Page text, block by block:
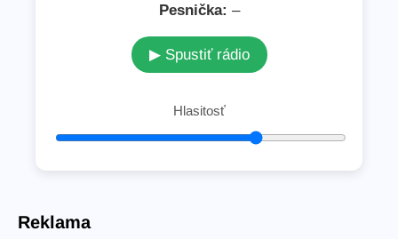
Pesnička: –
▶ Spustiť rádio
Hlasitosť
Reklama